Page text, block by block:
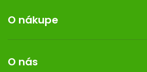
O nákupe
Reklamácia a vrátenie tovaru
O nás